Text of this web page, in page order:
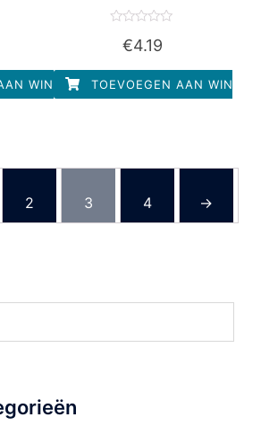
WINKELWAGEN
5
€4.19
TOEVOEGEN AAN
2 3 4 →